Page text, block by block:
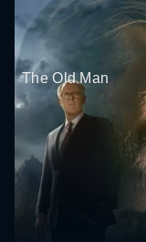
The Old Man